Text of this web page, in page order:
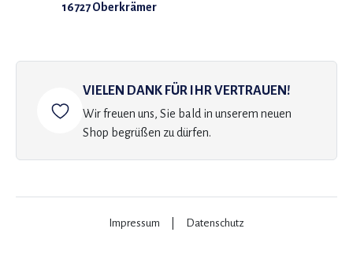
16727 Oberkrämer
VIELEN DANK FÜR IHR VERTRAUEN!
Wir freuen uns, Sie bald in unserem neuen
Shop begrüßen zu dürfen.
Impressum Datenschutz